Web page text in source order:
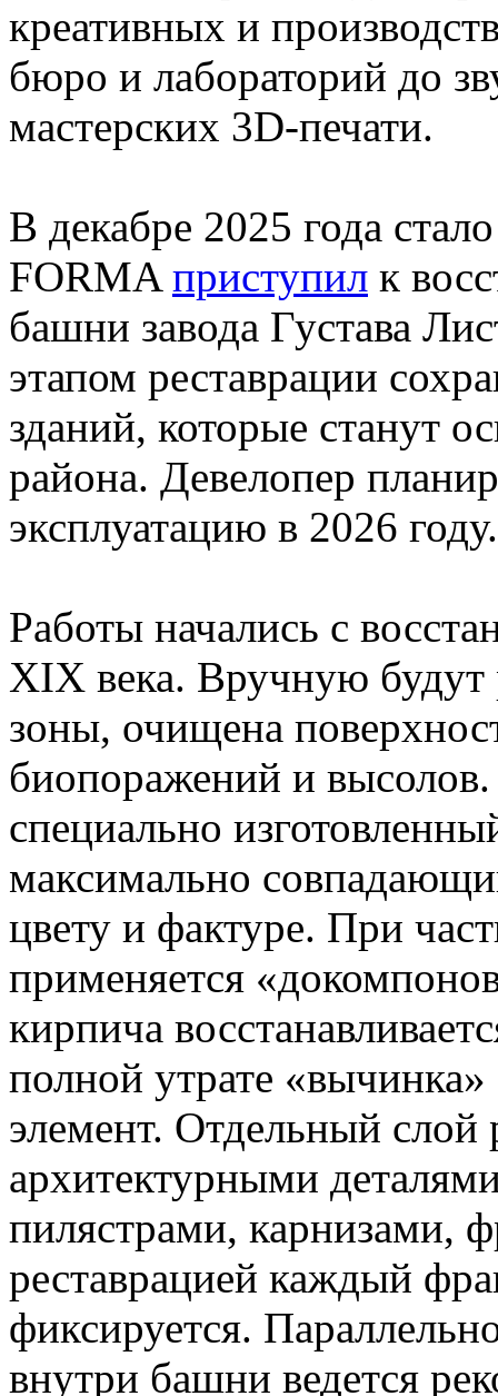
креативных и
бюро и лабораторий до
мастерских 3D-печати.
В декабре 2025 года
FORMA приступил к
башни завода Густава
этапом реставрации
зданий, которые станут
района. Девелопер
эксплуатацию в 2026 году.
Работы начались с
XIX века. Вручную
зоны, очищена
биопоражений и
специально
максимально
цвету и фактуре. При
применяется
кирпича
полной утрате
элемент. Отдельный слой
архитектурными
пилястрами, карнизами,
реставрацией каждый
фиксируется.
внутри башни ведется